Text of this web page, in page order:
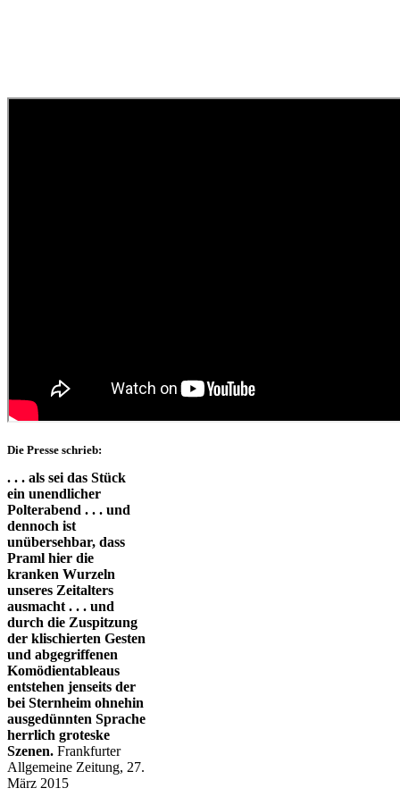
Die Presse schrieb:
. . . als sei das Stück
ein unendlicher
Polterabend . . . und
dennoch ist
unübersehbar, dass
Praml hier die
kranken Wurzeln
unseres Zeitalters
ausmacht . . . und
durch die Zuspitzung
der klischierten Gesten
und abgegriffenen
Komödientableaus
entstehen jenseits der
bei Sternheim ohnehin
ausgedünnten Sprache
herrlich groteske
Szenen. Frankfurter
Allgemeine Zeitung, 27.
März 2015